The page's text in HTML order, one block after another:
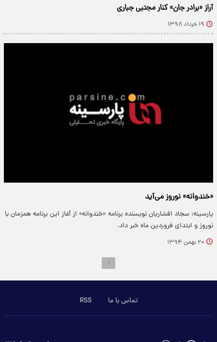
آراز «برادر جان» کنار مجتبی جباری
۱۹ خرداد ۱۳۹۸
«خندوانه»‌ نوروز می‌آید
پارسینه: سجاد افشاریان نویسنده برنامه «خندوانه» از آغاز این برنامه همزمان با
نوروز و ابتدای فروردین ماه خبر داد.
۲۰ بهمن ۱۳۹۴
۱
تماس با ما RSS